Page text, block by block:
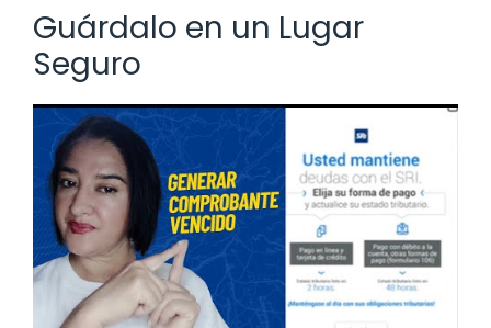
Guárdalo en un Lugar
Seguro